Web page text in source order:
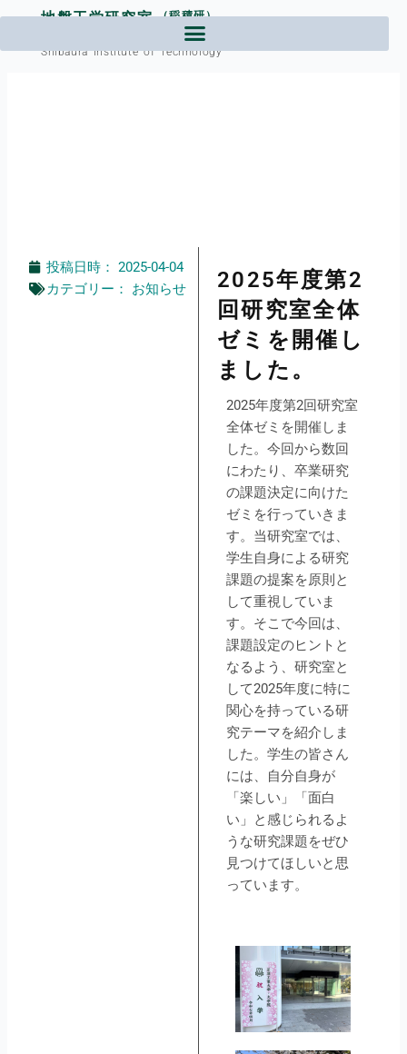
を
地盤工学研究室 （稲積研）
芝浦工業大学工学部土木工学課程
Shibaura Institute of Technology
投稿日時： 2025-04-04
カテゴリー：
お知らせ
2025年度第2
回研究室全体
ゼミを開催し
ました。
2025年度第2回研究室
全体ゼミを開催しま
した。今回から数回
にわたり、卒業研究
の課題決定に向けた
ゼミを行っていきま
す。当研究室では、
学生自身による研究
課題の提案を原則と
して重視していま
す。そこで今回は、
課題設定のヒントと
なるよう、研究室と
して2025年度に特に
関心を持っている研
究テーマを紹介しま
した。学生の皆さん
には、自分自身が
「楽しい」「面白
い」と感じられるよ
うな研究課題をぜひ
見つけてほしいと思
っています。